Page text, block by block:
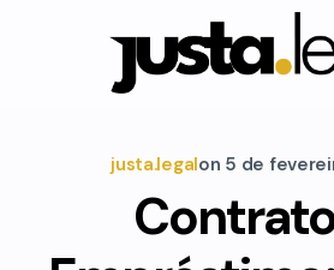
justa.legalon 5 de